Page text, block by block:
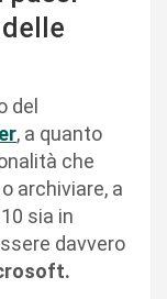
del
, a quanto
che
archiviare, a
10 sia in
davvero